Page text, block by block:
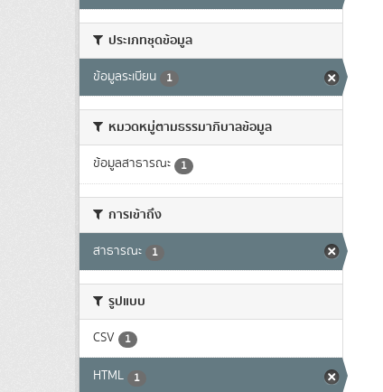
ประเภทชุดข้อมูล
ข้อมูลระเบียน 1
หมวดหมู่ตามธรรมาภิบาลข้อมูล
ข้อมูลสาธารณะ 1
การเข้าถึง
สาธารณะ 1
รูปแบบ
CSV 1
HTML 1